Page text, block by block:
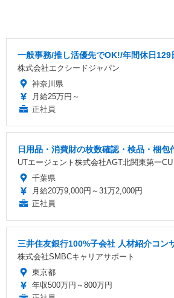
一般事務/推し活優先でOK!/年間休日
株式会社エクシードジャパン
神奈川県
月給25万円～
正社員
日用品・消費財の枚数確認・検品・梱
UTエージェント株式会社AGT北関東第一CU
千葉県
月給20万9,000円～31万2,000円
正社員
三井住友銀行100%子会社 人材紹介コン
株式会社SMBCキャリアサポート
東京都
年収500万円～800万円